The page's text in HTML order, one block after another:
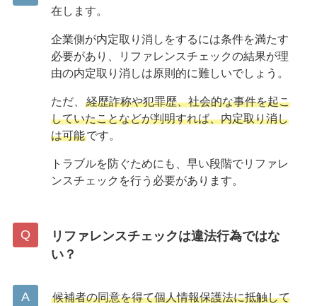
在します。
企業側が内定取り消しをするには条件を満たす
必要があり、リファレンスチェックの結果が理
由の内定取り消しは原則的に難しいでしょう。
ただ、
経歴詐称や犯罪歴、社会的な事件を起こ
していたことなどが判明すれば、内定取り消し
は可能です。
トラブルを防ぐためにも、早い段階でリファレ
ンスチェックを行う必要があります。
リファレンスチェックは違法行為ではな
い？
候補者の同意を得て個人情報保護法に抵触して